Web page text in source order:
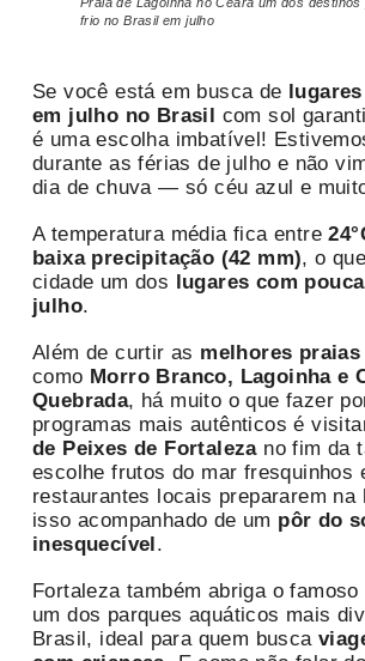
frio no Brasil em julho
Se você está em busca de
em julho no Brasil
com sol
é uma escolha imbatível!
durante as férias de julho e não
dia de chuva — só céu azul e
A temperatura média fica entre
baixa precipitação (42 mm), o
cidade um dos
lugares com
julho.
Além de curtir as melhores praias
como Morro Branco, Lagoinha e
Quebrada, há muito o que fazer
programas mais autênticos é
de Peixes de Fortalezano fim da
escolhe frutos do mar fresquinhos
restaurantes locais prepararem na
isso acompanhado de um pôr do
inesquecível .
Fortaleza também abriga o famoso
um dos parques aquáticos mais
Brasil, ideal para quem busca